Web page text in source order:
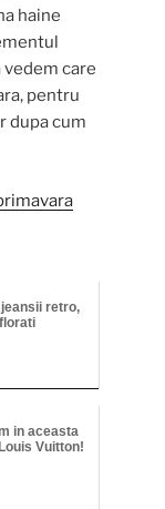
haine
care
pentru
dupa cum
retro,
in aceasta
Vuitton!